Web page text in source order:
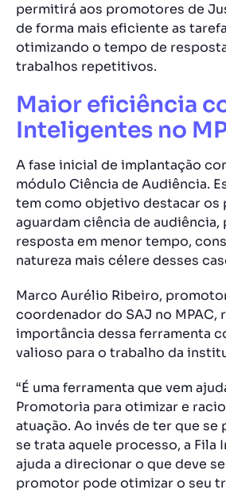
permitirá aos promotores de
de forma mais eficiente as
otimizando o tempo de
trabalhos repetitivos.
Maior eficiência
Inteligentes no
A fase inicial de implantação
módulo Ciência de Audiência.
tem como objetivo destacar os
aguardam ciência de audiência,
resposta em menor tempo,
natureza mais célere desses
Marco Aurélio Ribeiro,
coordenador do SAJ no MPAC,
importância dessa ferramenta
valioso para o trabalho da
“É uma ferramenta que vem
Promotoria para otimizar e
atuação. Ao invés de ter que
se trata aquele processo, a Fila
ajuda a direcionar o que deve
promotor pode otimizar o seu